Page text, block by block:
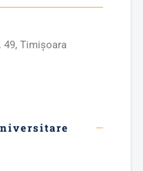
49, Timişoara